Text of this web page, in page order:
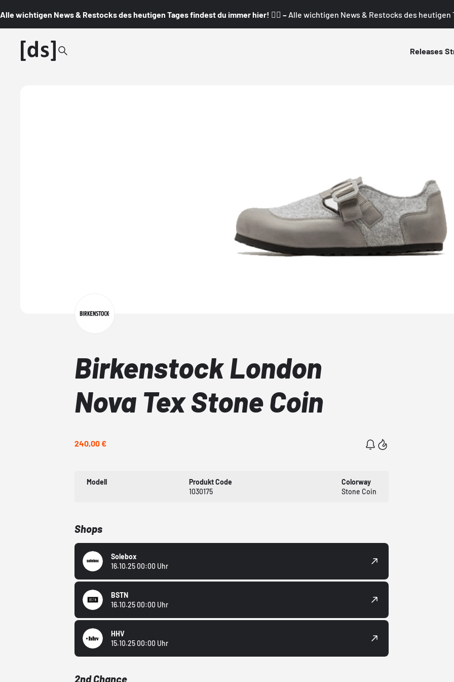
Alle wichtigen News & Restocks des heutigen Tages findest du immer hier! 👇🏼 – Alle wichtigen News & Restocks des heutigen
Releases
Birkenstock London
Nova Tex Stone Coin
240,00 €
Modell
Produkt Code
1030175
Colorway
Stone Coin
Shops
Solebox
16.10.25 00:00 Uhr
BSTN
16.10.25 00:00 Uhr
HHV
15.10.25 00:00 Uhr
2nd Chance